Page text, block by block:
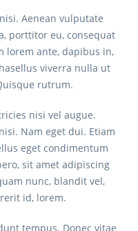
Aenean vulputate
porttitor eu, consequat
lorem ante, dapibus in,
viverra nulla ut
rutrum.
nisi vel augue.
Nam eget dui. Etiam
eget condimentum
sit amet adipiscing
nunc, blandit vel,
id, lorem.
tempus. Donec vitae